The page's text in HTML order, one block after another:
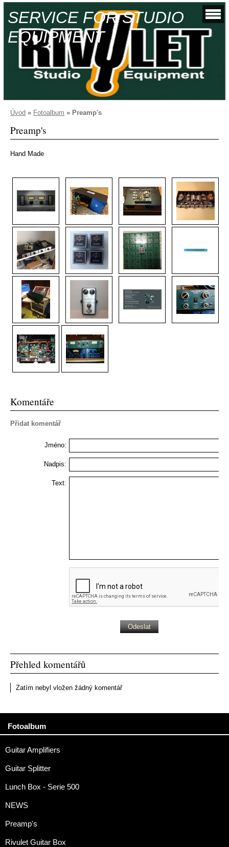
SERVICE FOR STUDIO
EQUIPMENT
Úvod » Fotoalbum » Preamp's
Preamp's
Hand Made
Komentáře
Přidat komentář
Jméno:
Nadpis:
Text:
Přehled komentářů
Zatím nebyl vložen žádný komentář
Fotoalbum
Guitar Amplifiers
Guitar Splitter
Lunch Box - Serie 500
NEWS
Preamp's
Rivulet Guitar Box